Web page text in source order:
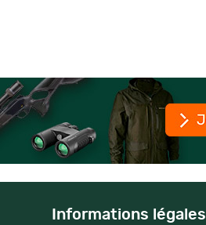
Informations légales